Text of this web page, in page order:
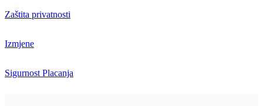
Zaštita privatnosti
Izmjene
Sigurnost Placanja